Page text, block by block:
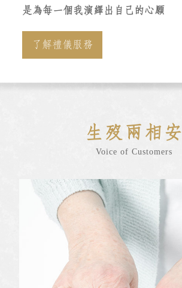
是為每一個我演繹出自己的心願
了解禮儀服務
生歿兩相安
Voice of Customers